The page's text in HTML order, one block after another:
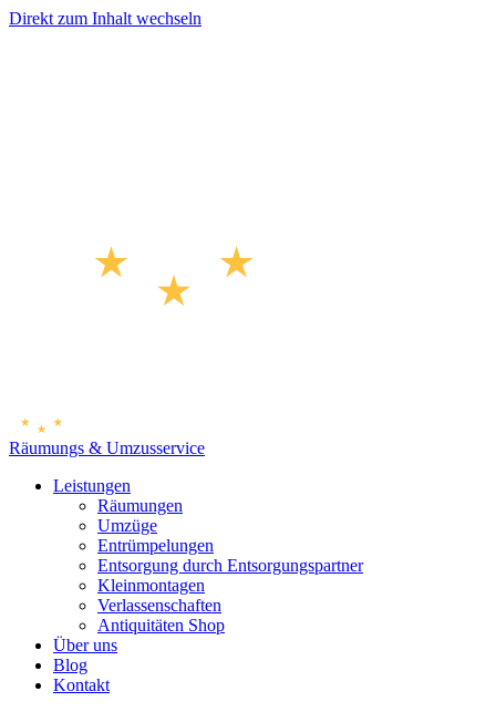
Direkt zum Inhalt wechseln
Räumungs & Umzusservice
Leistungen
Räumungen
Umzüge
Entrümpelungen
Entsorgung durch Entsorgungspartner
Kleinmontagen
Verlassenschaften
Antiquitäten Shop
Über uns
Blog
Kontakt